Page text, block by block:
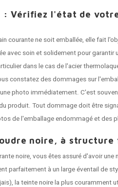
: Vérifiez l'état de
courante ne soit emballée, elle fait
avec soin et solidement pour garantir
dans le cas de l'acier
constatez des dommages sur
photo immédiatement. C'est
produit. Tout dommage doit être
de l'emballage endommagé et des
noire, à structure
noire, vous êtes assuré d'avoir
parfaitement à un large éventail de
la teinte noire la plus couramment